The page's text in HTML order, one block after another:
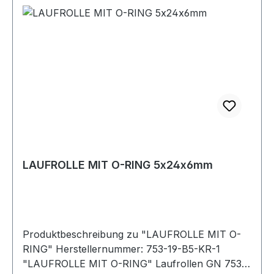
LAUFROLLE MIT O-RING 5x24x6mm
Produktbeschreibung zu "LAUFROLLE MIT O-
RING" Herstellernummer: 753-19-B5-KR-1
"LAUFROLLE MIT O-RING" Laufrollen GN 753